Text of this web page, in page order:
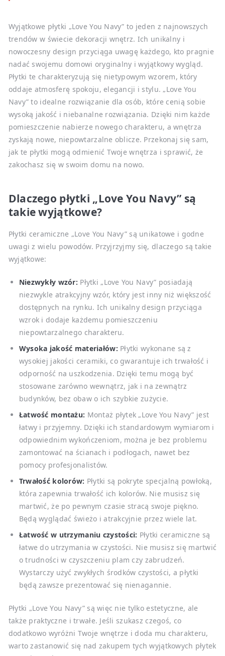
Wyjątkowe płytki „Love You Navy” to jeden z najnowszych
trendów w świecie dekoracji wnętrz. Ich unikalny i
nowoczesny design przyciąga uwagę każdego, kto pragnie
nadać swojemu domowi oryginalny i wyjątkowy wygląd.
Płytki te charakteryzują się nietypowym wzorem, który
oddaje atmosferę spokoju, elegancji i stylu. „Love You
Navy” to idealne rozwiązanie dla osób, które cenią sobie
wysoką jakość i niebanalne rozwiązania. Dzięki nim każde
pomieszczenie nabierze nowego charakteru, a wnętrza
zyskają nowe, niepowtarzalne oblicze. Przekonaj się sam,
jak te płytki mogą odmienić Twoje wnętrza i sprawić, że
zakochasz się w swoim domu na nowo.
Dlaczego płytki „Love You Navy” są
takie wyjątkowe?
Płytki ceramiczne „Love You Navy” są unikatowe i godne
uwagi z wielu powodów. Przyjrzyjmy się, dlaczego są takie
wyjątkowe:
Niezwykły wzór: Płytki „Love You Navy” posiadają
niezwykle atrakcyjny wzór, który jest inny niż większość
dostępnych na rynku. Ich unikalny design przyciąga
wzrok i dodaje każdemu pomieszczeniu
niepowtarzalnego charakteru.
Wysoka jakość materiałów: Płytki wykonane są z
wysokiej jakości ceramiki, co gwarantuje ich trwałość i
odporność na uszkodzenia. Dzięki temu mogą być
stosowane zarówno wewnątrz, jak i na zewnątrz
budynków, bez obaw o ich szybkie zużycie.
Łatwość montażu: Montaż płytek „Love You Navy” jest
łatwy i przyjemny. Dzięki ich standardowym wymiarom i
odpowiednim wykończeniom, można je bez problemu
zamontować na ścianach i podłogach, nawet bez
pomocy profesjonalistów.
Trwałość kolorów: Płytki są pokryte specjalną powłoką,
która zapewnia trwałość ich kolorów. Nie musisz się
martwić, że po pewnym czasie stracą swoje piękno.
Będą wyglądać świeżo i atrakcyjnie przez wiele lat.
Łatwość w utrzymaniu czystości: Płytki ceramiczne są
łatwe do utrzymania w czystości. Nie musisz się martwić
o trudności w czyszczeniu plam czy zabrudzeń.
Wystarczy użyć zwykłych środków czystości, a płytki
będą zawsze prezentować się nienagannie.
Płytki „Love You Navy” są więc nie tylko estetyczne, ale
także praktyczne i trwałe. Jeśli szukasz czegoś, co
dodatkowo wyróżni Twoje wnętrze i doda mu charakteru,
warto zastanowić się nad zakupem tych wyjątkowych płytek